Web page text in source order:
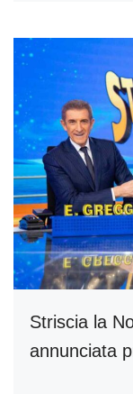
Striscia la
annunciata